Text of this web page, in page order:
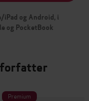
iPad og Android, i
og PocketBook
forfatter
Premium